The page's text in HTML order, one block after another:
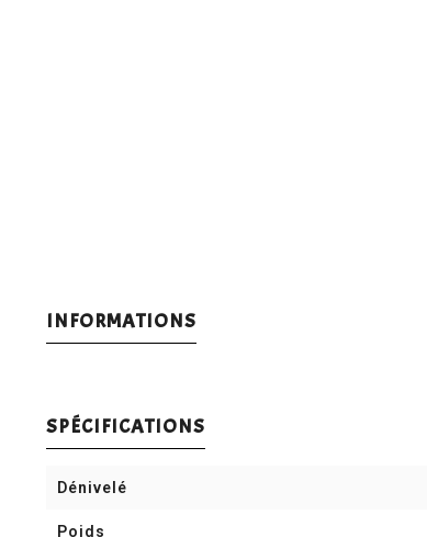
INFORMATIONS
SPÉCIFICATIONS
Dénivelé
Poids